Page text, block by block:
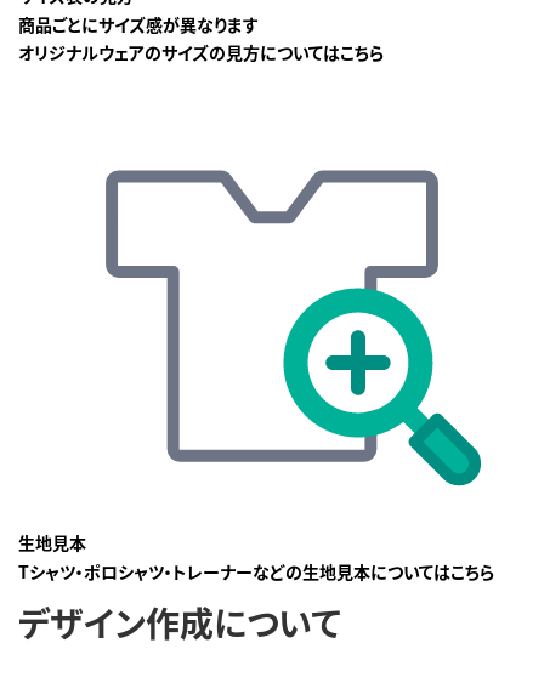
商品ごとにサイズ感が異なります
オリジナルウェアのサイズの見方についてはこちら
生地見本
Tシャツ・ポロシャツ・トレーナーなどの生地見本についてはこちら
デザイン作成について